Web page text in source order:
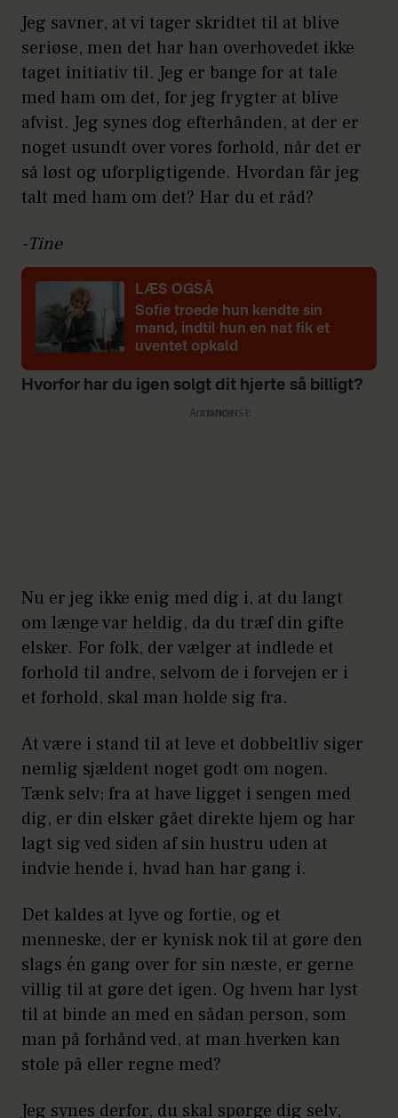
Jeg savner, at vi tager skridtet til at blive
seriøse, men det har han overhovedet ikke
taget initiativ til. Jeg er bange for at tale
med ham om det, for jeg frygter at blive
afvist. Jeg synes dog efterhånden, at der er
noget usundt over vores forhold, når det er
så løst og uforpligtigende. Hvordan får jeg
talt med ham om det? Har du et råd?
-Tine
LÆS OGSÅ
Sofie troede hun kendte sin
mand, indtil hun en nat fik et
uventet opkald
Hvorfor har du igen solgt dit hjerte så billigt?
Annonce
Nu er jeg ikke enig med dig i, at du langt
om længe var heldig, da du træf din gifte
elsker. For folk, der vælger at indlede et
forhold til andre, selvom de i forvejen er i
et forhold, skal man holde sig fra.
At være i stand til at leve et dobbeltliv siger
nemlig sjældent noget godt om nogen.
Tænk selv; fra at have ligget i sengen med
dig, er din elsker gået direkte hjem og har
lagt sig ved siden af sin hustru uden at
indvie hende i, hvad han har gang i.
Det kaldes at lyve og fortie, og et
menneske, der er kynisk nok til at gøre den
slags én gang over for sin næste, er gerne
villig til at gøre det igen. Og hvem har lyst
til at binde an med en sådan person, som
man på forhånd ved, at man hverken kan
stole på eller regne med?
Jeg synes derfor, du skal spørge dig selv,